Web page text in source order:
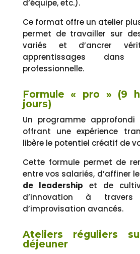
d’équipe, etc.).
Ce format offre un atelier
permet de travailler sur
variés et d’ancrer
apprentissages
professionnelle.
Formule « pro » (9
jours)
Un programme approfondi
offrant une expérience
libère le potentiel créatif de
Cette formule permet de
entre vos salariés, d’affiner
de leadership et de
d’innovation à
d’improvisation avancés.
Ateliers réguliers
déjeuner